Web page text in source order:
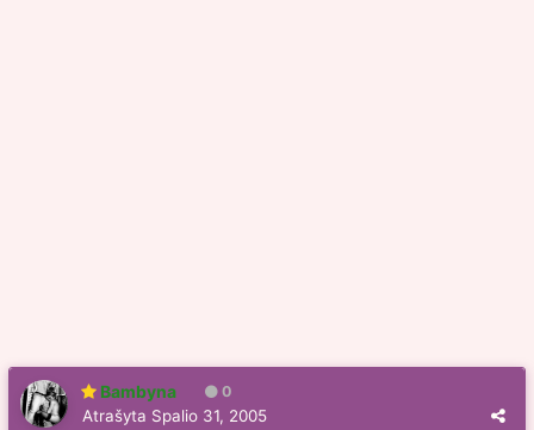
Bambyna 0
Atrašyta Spalio 31, 2005